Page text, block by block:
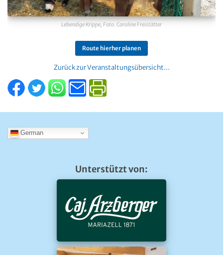
Lebendige Krippe, Foto. Caroline Freistätter
Route hierher planen
Zurück zur Veranstaltungsübersicht...
German
Unterstützt von: